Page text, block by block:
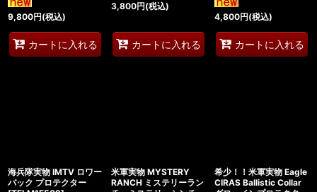
9,800円(税込)
カートに入れる
3,800円(税込)
カートに入れる
4,800円(税込)
カートに入れる
海兵隊実物 IMTV ロワー
バック プロテクター
米軍実物 MYSTERY
RANCH ミステリーラン
希少！！米軍実物 Eagle
CIRAS Ballistic Collar